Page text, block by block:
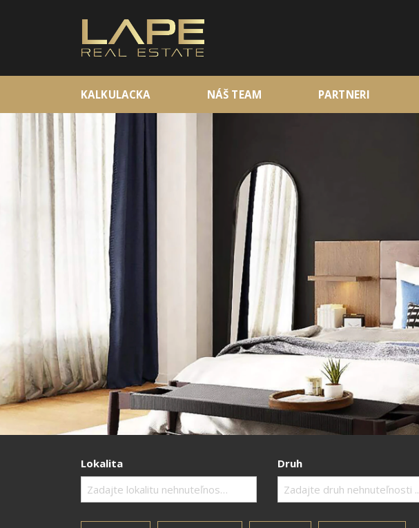
KALKULACKA NÁŠ TEAM PARTNERI
Lokalita
Zadajte lokalitu nehnuteľnosti ..
Druh
Zadajte druh nehnuteľnosti ..